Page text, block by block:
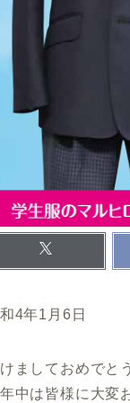
4年1月6日
ましておめでと
年中は皆様に大変